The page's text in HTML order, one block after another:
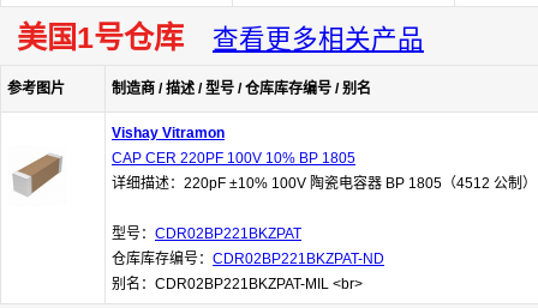
美国1号仓库 查看更多相关产品
参考图片 制造商 / 描述 / 型号 / 仓库库存编号 / 别名
Vishay Vitramon
CAP CER 220PF 100V 10% BP 1805
详细描述：220pF ±10% 100V 陶瓷电容器 BP 1805（4512 公制）
型号： CDR02BP221BKZPAT
仓库库存编号： CDR02BP221BKZPAT-ND
别名：CDR02BP221BKZPAT-MIL <br>